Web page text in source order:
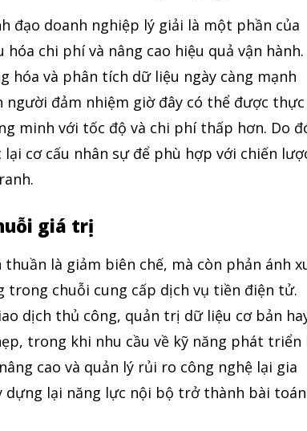
đạo doanh nghiệp lý giải là một phần của
chi phí và nâng cao hiệu quả vận hành.
hóa và phân tích dữ liệu ngày càng mạnh
người đảm nhiệm giờ đây có thể được thực
minh với tốc độ và chi phí thấp hơn. Do
cơ cấu nhân sự để phù hợp với chiến
giá trị
là giảm biên chế, mà còn phản ánh
trong chuỗi cung cấp dịch vụ tiền điện tử.
dịch thủ công, quản trị dữ liệu cơ bản
trong khi nhu cầu về kỹ năng phát triển
cao và quản lý rủi ro công nghệ lại gia
dựng lại năng lực nội bộ trở thành bài toán